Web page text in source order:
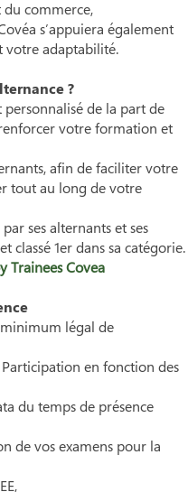
du commerce,
s’appuiera également
votre adaptabilité.
?
de la part de
votre formation et
afin de faciliter votre
tout au long de votre
ses alternants et ses
classé 1er dans sa catégorie.
Trainees Covea
légal de
Participation en fonction des
du temps de présence
de vos examens pour la